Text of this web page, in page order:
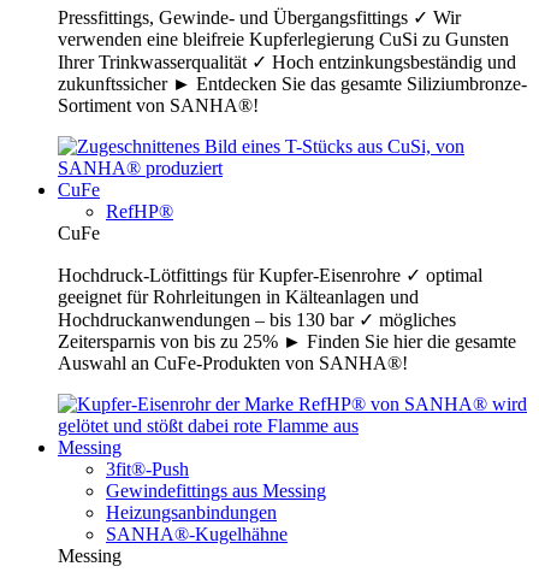
Pressfittings, Gewinde- und Übergangsfittings ✓ Wir
verwenden eine bleifreie Kupferlegierung CuSi zu Gunsten
Ihrer Trinkwasserqualität ✓ Hoch entzinkungsbeständig und
zukunftssicher ► Entdecken Sie das gesamte Siliziumbronze-
Sortiment von SANHA®!
CuFe
RefHP®
CuFe
Hochdruck-Lötfittings für Kupfer-Eisenrohre ✓ optimal
geeignet für Rohrleitungen in Kälteanlagen und
Hochdruckanwendungen – bis 130 bar ✓ mögliches
Zeitersparnis von bis zu 25% ► Finden Sie hier die gesamte
Auswahl an CuFe-Produkten von SANHA®!
Messing
3fit®-Push
Gewindefittings aus Messing
Heizungsanbindungen
SANHA®-Kugelhähne
Messing